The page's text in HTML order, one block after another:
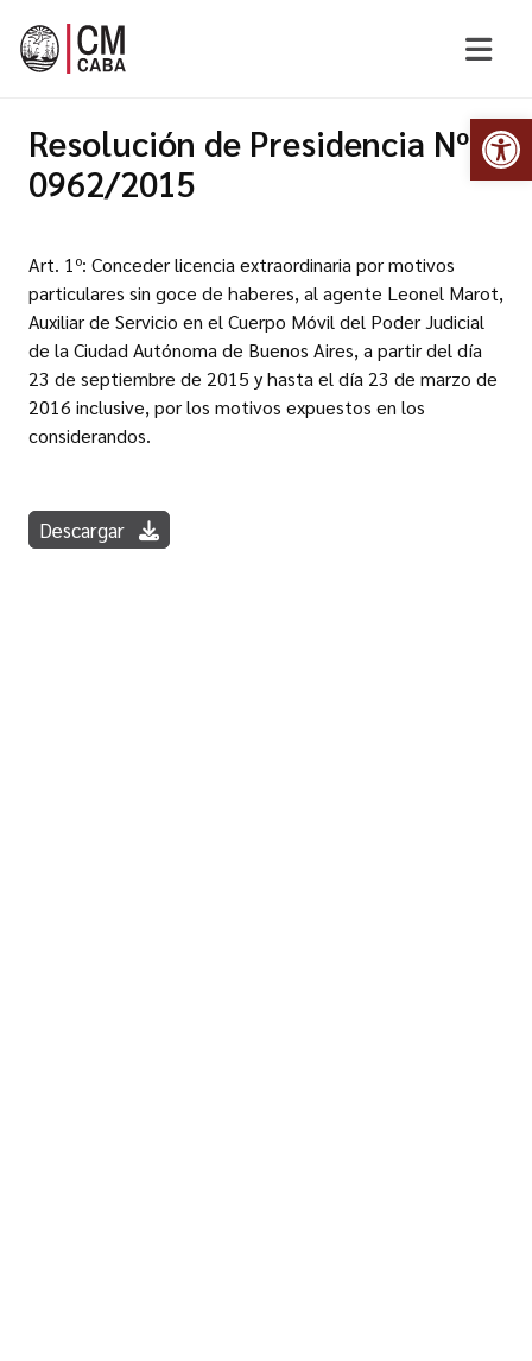
Resolución de Presidencia Nº
0962/2015
Art. 1º: Conceder licencia extraordinaria por motivos
particulares sin goce de haberes, al agente Leonel Marot,
Auxiliar de Servicio en el Cuerpo Móvil del Poder Judicial
de la Ciudad Autónoma de Buenos Aires, a partir del día
23 de septiembre de 2015 y hasta el día 23 de marzo de
2016 inclusive, por los motivos expuestos en los
considerandos.
Descargar